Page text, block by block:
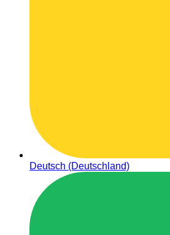
Deutsch (Deutschland)